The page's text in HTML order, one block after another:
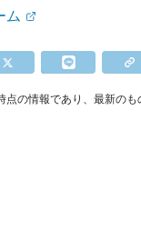
ム
の情報であり、最新のも